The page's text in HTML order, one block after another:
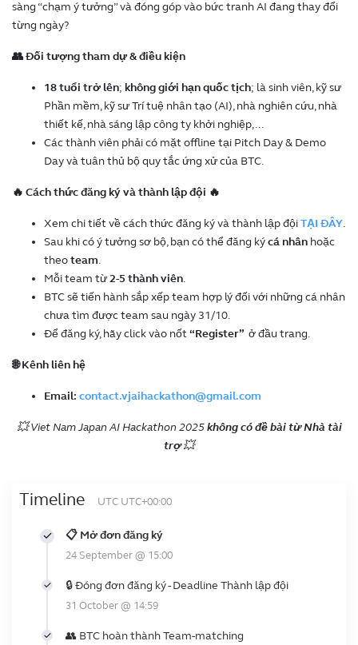
sàng “chạm ý tưởng” và đóng góp vào bức tranh AI đang thay đổi
từng ngày?
👥 Đối tượng tham dự & điều kiện
18 tuổi trở lên; không giới hạn quốc tịch; là sinh viên, kỹ sư
Phần mềm, kỹ sư Trí tuệ nhân tạo (AI), nhà nghiên cứu, nhà
thiết kế, nhà sáng lập công ty khởi nghiệp,...
Các thành viên phải có mặt offline tại Pitch Day & Demo
Day và tuân thủ bộ quy tắc ứng xử của BTC.
🔥 Cách thức đăng ký và thành lập đội 🔥
Xem chi tiết về cách thức đăng ký và thành lập độiTẠI ĐÂY.
Sau khi có ý tưởng sơ bộ, bạn có thể đăng kýcá nhân hoặc
theoteam.
Mỗi team từ2-5 thành viên.
BTC sẽ tiến hành sắp xếp team hợp lý đối với những cá nhân
chưa tìm được team sau ngày 31/10.
Để đăng ký, hãy click vào nốt “Register” ở đầu trang.
🌐 Kênh liên hệ
Email: contact.vjaihackathon@gmail.com
💥 Viet Nam Japan AI Hackathon 2025không có đề bài từ Nhà tài
trợ💥
Timeline UTC UTC+00:00
📋 Mở đơn đăng ký
24 September @ 15:00
🔒 Đóng đơn đăng ký - Deadline Thành lập đội
31 October @ 14:59
👥 BTC hoàn thành Team-matching